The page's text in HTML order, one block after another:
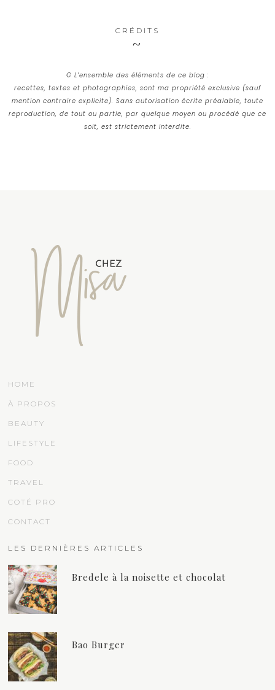
CRÉDITS
© L’ensemble des éléments de ce blog :
recettes, textes et photographies, sont ma propriété exclusive (sauf
mention contraire explicite). Sans autorisation écrite préalable, toute
reproduction, de tout ou partie, par quelque moyen ou procédé que ce
soit, est strictement interdite.
HOME
À PROPOS
BEAUTY
LIFESTYLE
FOOD
TRAVEL
COTÉ PRO
CONTACT
LES DERNIÈRES ARTICLES
Bredele à la noisette et chocolat
Bao Burger